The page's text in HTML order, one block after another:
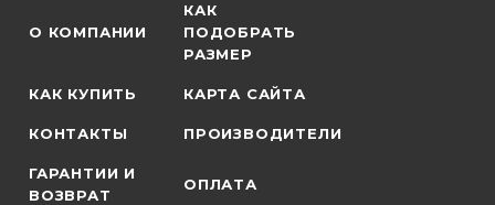
О КОМПАНИИ
КАК
ПОДОБРАТЬ
РАЗМЕР
КАК КУПИТЬ КАРТА САЙТА
КОНТАКТЫ ПРОИЗВОДИТЕЛИ
ГАРАНТИИ И
ВОЗВРАТ
ОПЛАТА